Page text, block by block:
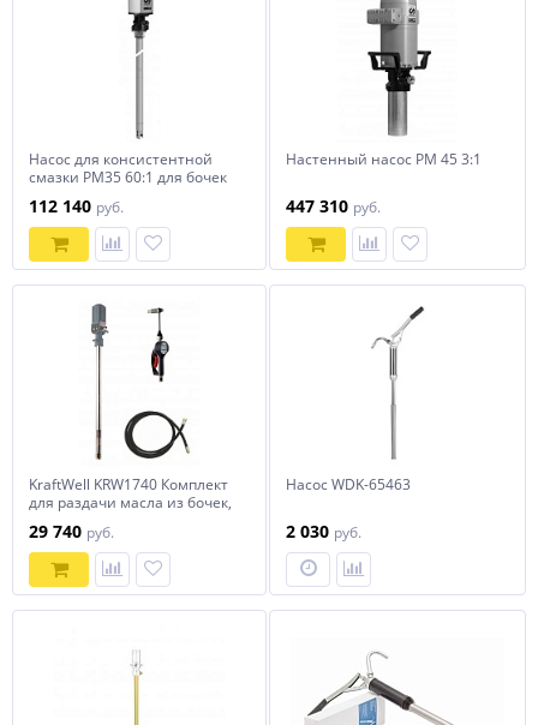
Насос для консистентной
смазки PM35 60:1 для бочек
112 140 руб.
Настенный насос РМ 45 3:1
447 310 руб.
KraftWell KRW1740 Комплект
для раздачи масла из бочек,
29 740 руб.
Насос WDK-65463
2 030 руб.